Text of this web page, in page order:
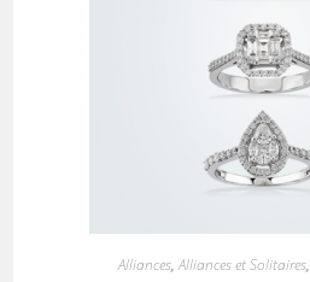
Alliances,Alliances et Solitaires,